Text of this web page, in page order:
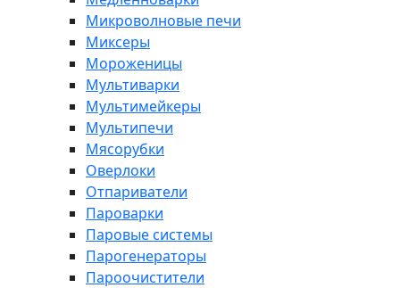
Микроволновые печи
Миксеры
Мороженицы
Мультиварки
Мультимейкеры
Мультипечи
Мясорубки
Оверлоки
Отпариватели
Пароварки
Паровые системы
Парогенераторы
Пароочистители